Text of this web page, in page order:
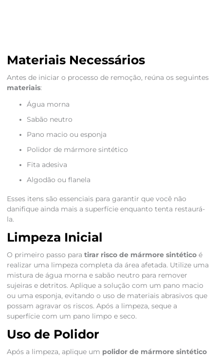
Materiais Necessários
Antes de iniciar o processo de remoção, reúna os seguintes
materiais:
Água morna
Sabão neutro
Pano macio ou esponja
Polidor de mármore sintético
Fita adesiva
Algodão ou flanela
Esses itens são essenciais para garantir que você não
danifique ainda mais a superfície enquanto tenta restaurá-
la.
Limpeza Inicial
O primeiro passo para tirar risco de mármore sintéticoé
realizar uma limpeza completa da área afetada. Utilize uma
mistura de água morna e sabão neutro para remover
sujeiras e detritos. Aplique a solução com um pano macio
ou uma esponja, evitando o uso de materiais abrasivos que
possam agravar os riscos. Após a limpeza, seque a
superfície com um pano limpo e seco.
Uso de Polidor
Após a limpeza, aplique um polidor de mármore sintético